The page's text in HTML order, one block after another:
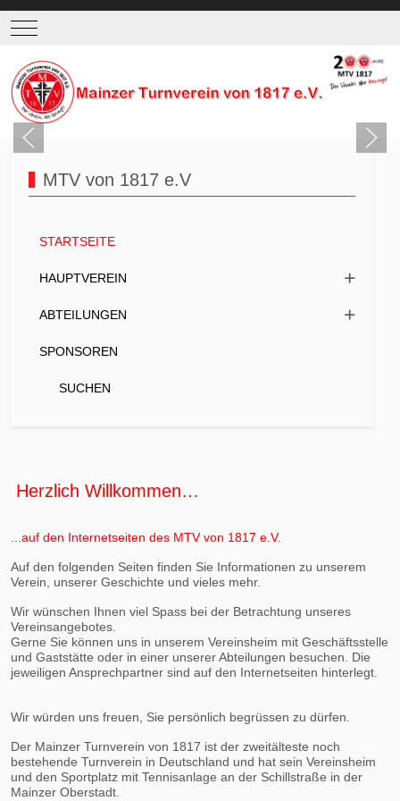
Mobile Menu Toggle
MTV von 1817 e.V
STARTSEITE
HAUPTVEREIN
ABTEILUNGEN
SPONSOREN
SUCHEN
Herzlich Willkommen…
...auf den Internetseiten des MTV von 1817 e.V.
Auf den folgenden Seiten finden Sie Informationen zu unserem
Verein, unserer Geschichte und vieles mehr.
Wir wünschen Ihnen viel Spass bei der Betrachtung unseres
Vereinsangebotes.
Gerne Sie können uns in unserem Vereinsheim mit Geschäftsstelle
und Gaststätte oder in einer unserer Abteilungen besuchen. Die
jeweiligen Ansprechpartner sind auf den Internetseiten hinterlegt.
Wir würden uns freuen, Sie persönlich begrüssen zu dürfen.
Der Mainzer Turnverein von 1817 ist der zweitälteste noch
bestehende Turnverein in Deutschland und hat sein Vereinsheim
und den Sportplatz mit Tennisanlage an der Schillstraße in der
Mainzer Oberstadt.